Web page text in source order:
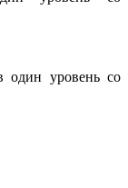
один уровень со